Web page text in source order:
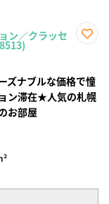
ン／クラッセ
録
ズナブルな価格で憧
ン滞在★人気の札幌
お部屋